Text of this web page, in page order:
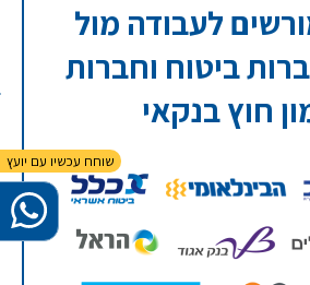
לעבודה מול
ביטוח וחברות
חוץ בנקאי